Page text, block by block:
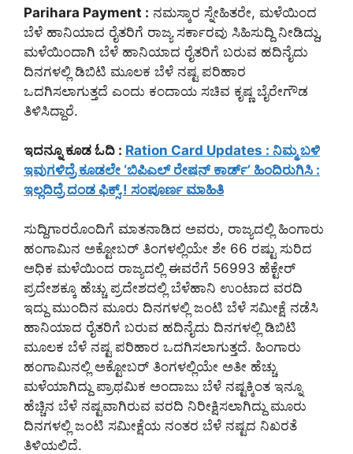
Parihara Payment : ನಮಸ್ಕಾರ ಸ್ನೇಹಿತರೇ, ಮಳೆಯಿಂದ
ಬೆಳೆ ಹಾನಿಯಾದ ರೈತರಿಗೆ ರಾಜ್ಯ ಸರ್ಕಾರವು ಸಿಹಿಸುದ್ದಿ ನೀಡಿದ್ದು,
ಮಳೆಯಿಂದಾಗಿ ಬೆಳೆ ಹಾನಿಯಾದ ರೈತರಿಗೆ ಬರುವ ಹದಿನೈದು
ದಿನಗಳಲ್ಲಿ ಡಿಬಿಟಿ ಮೂಲಕ ಬೆಳೆ ನಷ್ಟ ಪರಿಹಾರ
ಒದಗಿಸಲಾಗುತ್ತದೆ ಎಂದು ಕಂದಾಯ ಸಚಿವ ಕೃಷ್ಣ ಬೈರೇಗೌಡ
ತಿಳಿಸಿದ್ದಾರೆ.
ಇದನ್ನೂ ಕೂಡ ಓದಿ : Ration Card Updates : ನಿಮ್ಮ ಬಳಿ
ಇವುಗಳಿದ್ರೆ ಕೂಡಲೇ ‘ಬಿಪಿಎಲ್ ರೇಷನ್ ಕಾರ್ಡ್’ ಹಿಂದಿರುಗಿಸಿ :
ಇಲ್ಲದಿದ್ರೆ ದಂಡ ಫಿಕ್ಸ್.! ಸಂಪೂರ್ಣ ಮಾಹಿತಿ
ಸುದ್ದಿಗಾರರೊಂದಿಗೆ ಮಾತನಾಡಿದ ಅವರು, ರಾಜ್ಯದಲ್ಲಿ ಹಿಂಗಾರು
ಹಂಗಾಮಿನ ಅಕ್ಟೋಬರ್ ತಿಂಗಳಲ್ಲಿಯೇ ಶೇ 66 ರಷ್ಟು ಸುರಿದ
ಅಧಿಕ ಮಳೆಯಿಂದ ರಾಜ್ಯದಲ್ಲಿ ಈವರೆಗೆ 56993 ಹೆಕ್ಟೇರ್
ಪ್ರದೇಶಕ್ಕೂ ಹೆಚ್ಚು ಪ್ರದೇಶದಲ್ಲಿ ಬೆಳೆಹಾನಿ ಉಂಟಾದ ವರದಿ
ಇದ್ದು ಮುಂದಿನ ಮೂರು ದಿನಗಳಲ್ಲಿ ಜಂಟಿ ಬೆಳೆ ಸಮೀಕ್ಷೆ ನಡೆಸಿ
ಹಾನಿಯಾದ ರೈತರಿಗೆ ಬರುವ ಹದಿನೈದು ದಿನಗಳಲ್ಲಿ ಡಿಬಿಟಿ
ಮೂಲಕ ಬೆಳೆ ನಷ್ಟ ಪರಿಹಾರ ಒದಗಿಸಲಾಗುತ್ತದೆ. ಹಿಂಗಾರು
ಹಂಗಾಮಿನಲ್ಲಿ ಅಕ್ಟೋಬರ್ ತಿಂಗಳಲ್ಲಿಯೇ ಅತೀ ಹೆಚ್ಚು
ಮಳೆಯಾಗಿದ್ದು ಪ್ರಾಥಮಿಕ ಅಂದಾಜು ಬೆಳೆ ನಷ್ಟಕ್ಕಿಂತ ಇನ್ನೂ
ಹೆಚ್ಚಿನ ಬೆಳೆ ನಷ್ಟವಾಗಿರುವ ವರದಿ ನಿರೀಕ್ಷಿಸಲಾಗಿದ್ದು ಮೂರು
ದಿನಗಳಲ್ಲಿ ಜಂಟಿ ಸಮೀಕ್ಷೆಯ ನಂತರ ಬೆಳೆ ನಷ್ಟದ ನಿಖರತೆ
ತಿಳಿಯಲಿದೆ.